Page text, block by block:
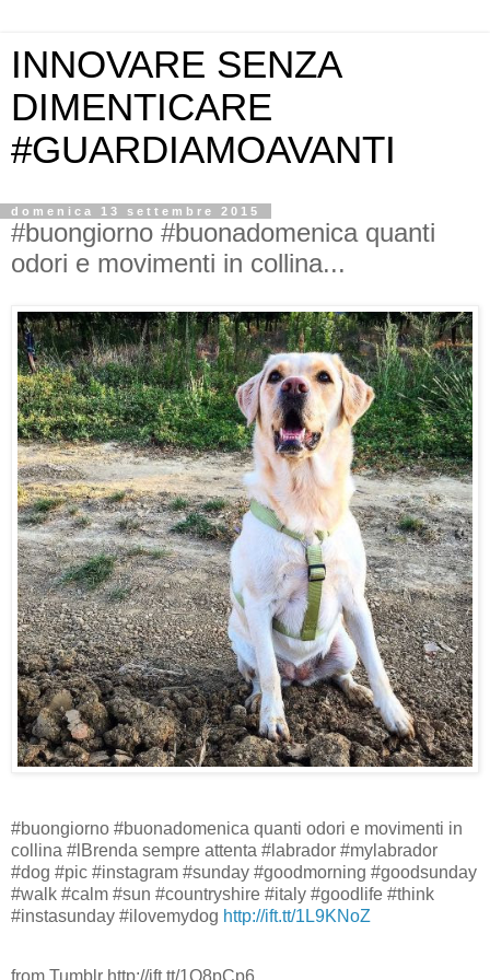
INNOVARE SENZA
DIMENTICARE
#GUARDIAMOAVANTI
domenica 13 settembre 2015
#buongiorno #buonadomenica quanti
odori e movimenti in collina...
#buongiorno #buonadomenica quanti odori e movimenti in
collina #lBrenda sempre attenta #labrador #mylabrador
#dog #pic #instagram #sunday #goodmorning #goodsunday
#walk #calm #sun #countryshire #italy #goodlife #think
#instasunday #ilovemydog http://ift.tt/1L9KNoZ